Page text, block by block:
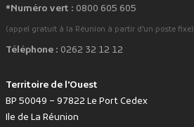
*Numéro vert : 0800 605 605
(appel gratuit à la Réunion à partir d'un poste fixe)
Téléphone : 0262 32 12 12
Territoire de l'Ouest
BP 50049 – 97822 Le Port Cedex
Ile de La Réunion